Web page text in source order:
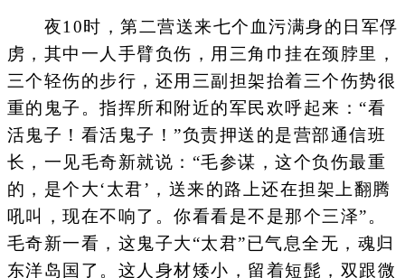
夜10时，第二营送来七个血污满身的日军俘
虏，其中一人手臂负伤，用三角巾挂在颈脖里，
三个轻伤的步行，还用三副担架抬着三个伤势很
重的鬼子。指挥所和附近的军民欢呼起来：“看
活鬼子！看活鬼子！”负责押送的是营部通信班
长，一见毛奇新就说：“毛参谋，这个负伤最重
的，是个大‘太君’，送来的路上还在担架上翻腾
吼叫，现在不响了。你看看是不是那个三泽”。
毛奇新一看，这鬼子大“太君”已气息全无，魂归
东洋岛国了。这人身材矮小，留着短髭，双跟微